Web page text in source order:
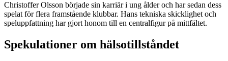
Christoffer Olsson började sin karriär i ung ålder och har sedan dess
spelat för flera framstående klubbar. Hans tekniska skicklighet och
speluppfattning har gjort honom till en centralfigur på mittfältet.
Spekulationer om hälsotillståndet